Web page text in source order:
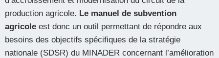
production agricole. Le manuel de subvention
agricole est donc un outil permettant de répondre aux
besoins des objectifs spécifiques de la stratégie
nationale (SDSR) du MINADER concernant l’amélioration